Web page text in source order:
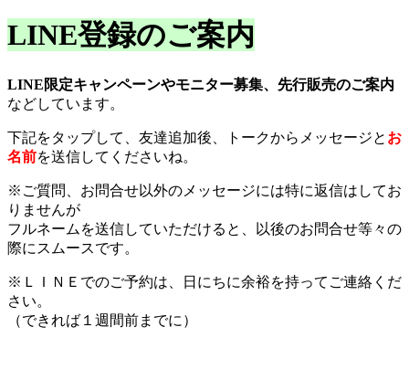
LINE登録のご案内
LINE限定キャンペーンやモニター募集、先行販売のご案内
などしています。
下記をタップして、友達追加後、トークからメッセージと お
名前を送信してくださいね。
※ご質問、お問合せ以外のメッセージには特に返信はしてお
りませんが
フルネームを送信していただけると、以後のお問合せ等々の
際にスムースです。
※ＬＩＮＥでのご予約は、日にちに余裕を持ってご連絡くだ
さい。
（できれば１週間前までに）